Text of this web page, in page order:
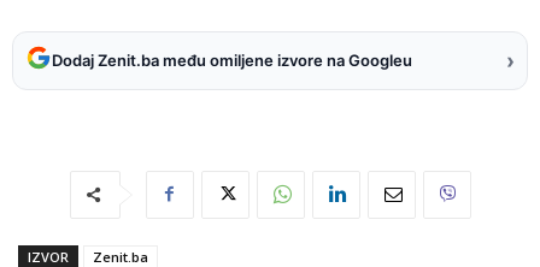
Dodaj Zenit.ba među omiljene izvore na Googleu ›
IZVOR
Zenit.ba